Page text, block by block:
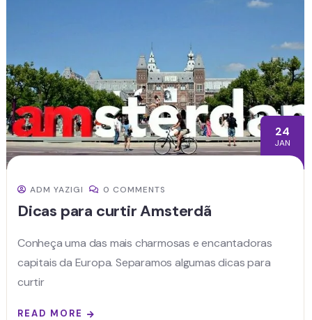
24
JAN
ADM YAZIGI 0 COMMENTS
Dicas para curtir Amsterdã
Conheça uma das mais charmosas e encantadoras
capitais da Europa. Separamos algumas dicas para
curtir
READ MORE